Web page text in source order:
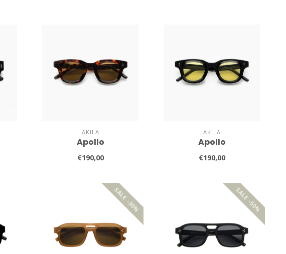
AKILA
Apollo
€190,00
AKILA
Apollo
€190,00
SALE -30% SALE -50%